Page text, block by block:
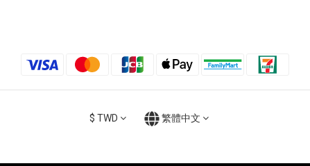
$ TWD 繁體中文